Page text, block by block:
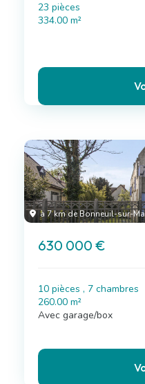
23 pièces
334.00 m²
à 7 km de Bonneuil-sur-
630 000 €
10 pièces , 7 chambres
260.00 m²
Avec garage/box